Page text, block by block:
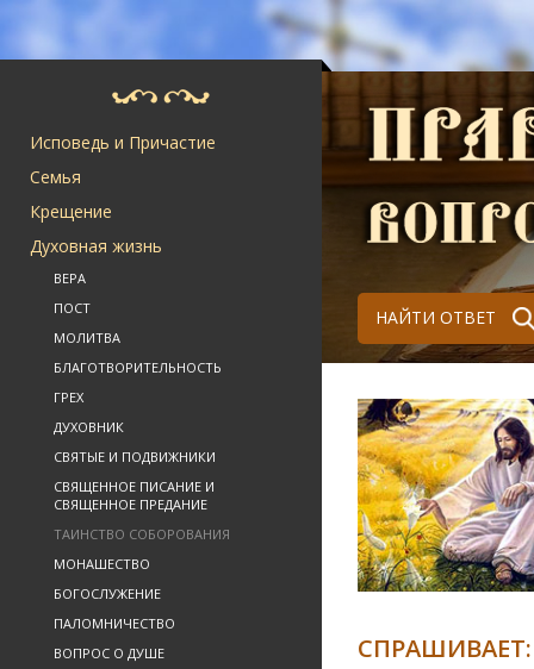
Исповедь и Причастие
Семья
Крещение
Духовная жизнь
ВЕРА
ПОСТ
МОЛИТВА
БЛАГОТВОРИТЕЛЬНОСТЬ
ГРЕХ
ДУХОВНИК
СВЯТЫЕ И ПОДВИЖНИКИ
СВЯЩЕННОЕ ПИСАНИЕ И
СВЯЩЕННОЕ ПРЕДАНИЕ
ТАИНСТВО СОБОРОВАНИЯ
МОНАШЕСТВО
БОГОСЛУЖЕНИЕ
ПАЛОМНИЧЕСТВО
ВОПРОС О ДУШЕ
НАЙТИ ОТВЕТ
СПРАШИВАЕТ: